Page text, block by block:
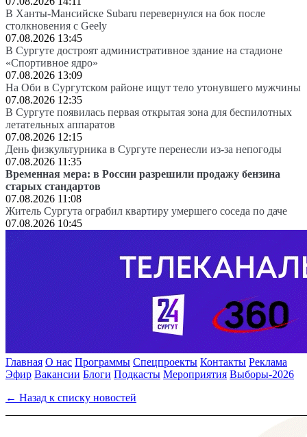
В Ханты-Мансийске Subaru перевернулся на бок после
столкновения с Geely
07.08.2026 13:45
В Сургуте достроят административное здание на стадионе
«Спортивное ядро»
07.08.2026 13:09
На Оби в Сургутском районе ищут тело утонувшего мужчины
07.08.2026 12:35
В Сургуте появилась первая открытая зона для беспилотных
летательных аппаратов
07.08.2026 12:15
День физкультурника в Сургуте перенесли из-за непогоды
07.08.2026 11:35
Временная мера: в России разрешили продажу бензина
старых стандартов
07.08.2026 11:08
Житель Сургута ограбил квартиру умершего соседа по даче
07.08.2026 10:45
Главная О нас Программы Спецпроекты Контакты Реклама
Эфир Вакансии Блоги Подкасты Мероприятия Выборы-2026
← Назад к списку новостей